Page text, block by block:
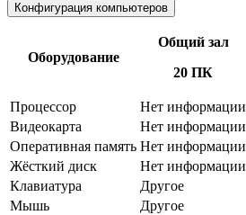
Конфигурация компьютеров
Оборудование
Общий зал
20 ПК
Процессор
Нет информации
Видеокарта
Нет информации
Оперативная память Нет информации
Жёсткий диск
Нет информации
Клавиатура
Другое
Мышь
Другое